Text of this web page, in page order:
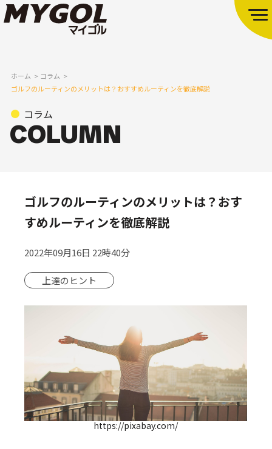
ホーム
コラム
ゴルフのルーティンのメリットは？おすすめルーティンを徹底解説
コラム
ゴルフのルーティンのメリットは？おす
すめルーティンを徹底解説
2022年09月16日 22時40分
上達のヒント
https://pixabay.com/